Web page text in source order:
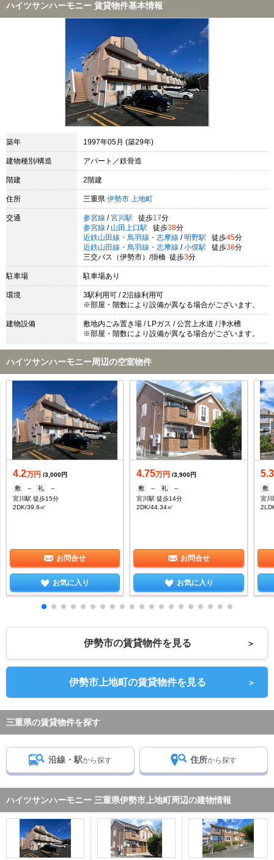
ハイツサンハーモニー 賃貸物件基本情報
築年 1997年05月 (築29年)
建物種別/構造 アパート／鉄骨造
階建 2階建
住所 三重県 伊勢市 上地町
交通 参宮線 / 宮川駅 徒歩17分
参宮線 / 山田上口駅 徒歩38分
近鉄山田線・鳥羽線・志摩線 / 明野駅 徒歩45分
近鉄山田線・鳥羽線・志摩線 / 小俣駅 徒歩36分
三交バス（伊勢市）/掛橋 徒歩3分
駐車場 駐車場あり
環境
3駅利用可 / 2沿線利用可
※部屋・階数により設備が異なる場合がございます。
建物設備
敷地内ごみ置き場 / LPガス / 公営上水道 / 浄水槽
※部屋・階数により設備が異なる場合がございます。
ハイツサンハーモニー周辺の空室物件
4.2万円 /3,000円
敷
-- 礼
--
宮川駅 徒歩15分
2DK/39.6㎡
お問合せ
お気に入り
4.75万円 /3,900円
敷
-- 礼
--
宮川駅 徒歩14分
2DK/44.34㎡
お問合せ
お気に入り
5.3
敷
宮
伊勢市の賃貸物件を見る ＞
伊勢市上地町の賃貸物件を見る ＞
三重県の賃貸物件を探す
沿線・駅から探す 住所から探す
ハイツサンハーモニー 三重県伊勢市上地町周辺の建物情報